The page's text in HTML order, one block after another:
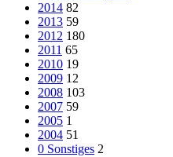
2014 82
2013 59
2012 180
2011 65
2010 19
2009 12
2008 103
2007 59
2005 1
2004 51
0 Sonstiges 2